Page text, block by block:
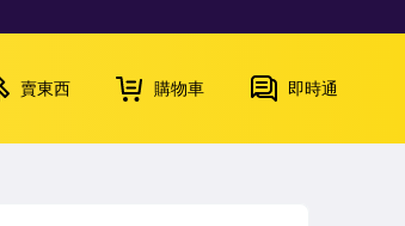
賣東西 購物車 即時通